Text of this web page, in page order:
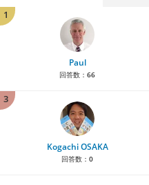
1
Paul
回答数： 66
3
Kogachi OSAKA
回答数： 0